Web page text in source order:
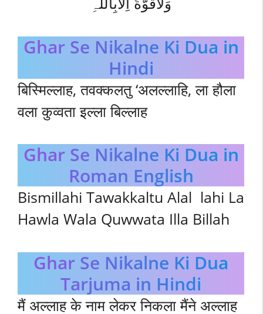
Ghar Se Nikalne Ki Dua in
Hindi
बिस्मिल्लाह, तवक्कलतु ‘अलल्लाहि, ला हौला
वला कुव्वता इल्ला बिल्लाह
Ghar Se Nikalne Ki Dua in
Roman English
Bismillahi Tawakkaltu Alal lahi La
Hawla Wala Quwwata Illa Billah
Ghar Se Nikalne Ki Dua
Tarjuma in Hindi
मैं अल्लाह के नाम लेकर निकला मैंने अल्लाह